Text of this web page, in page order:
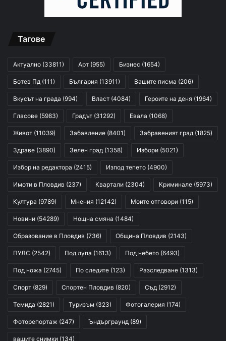
Тагове
Актуално (33811) Арт (955) Бизнес (1654)
Ботев Пд (111) България (13911) Вашите писма (206)
Вкусът на града (994) Власт (4084) Героите на деня (1964)
Гласове (5983) Градът (31292) Евала (1068)
Живот (11039) Забавление (8401) Забравеният град (1825)
Здраве (3890) Зелен град (1358) Избори (5021)
Избор на редактора (2415) Изпод тепето (4900)
Имоти в Пловдив (237) Квартали (2304) Криминале (5973)
Култура (9789) Мнения (12142) Моите отговори (115)
Новини (54289) Нощна смяна (1484)
Образование в Пловдив (736) Община Пловдив (2143)
ПУЛС (2542) Под лупа (1613) Под небето (6493)
Под ножа (2745) По следите (123) Разследване (1313)
Спорт (829) Спортен Пловдив (820) Съд (2912)
Темида (2821) Туризъм (323) Фотогалерия (174)
Фоторепортаж (247) Ъндърграунд (89)
вашите снимки (134)